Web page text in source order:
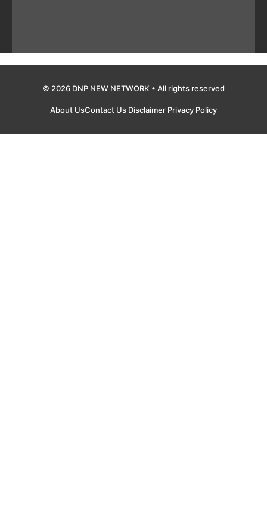
© 2026 DNP NEW NETWORK • All rights reserved
About UsContact Us Disclaimer Privacy Policy